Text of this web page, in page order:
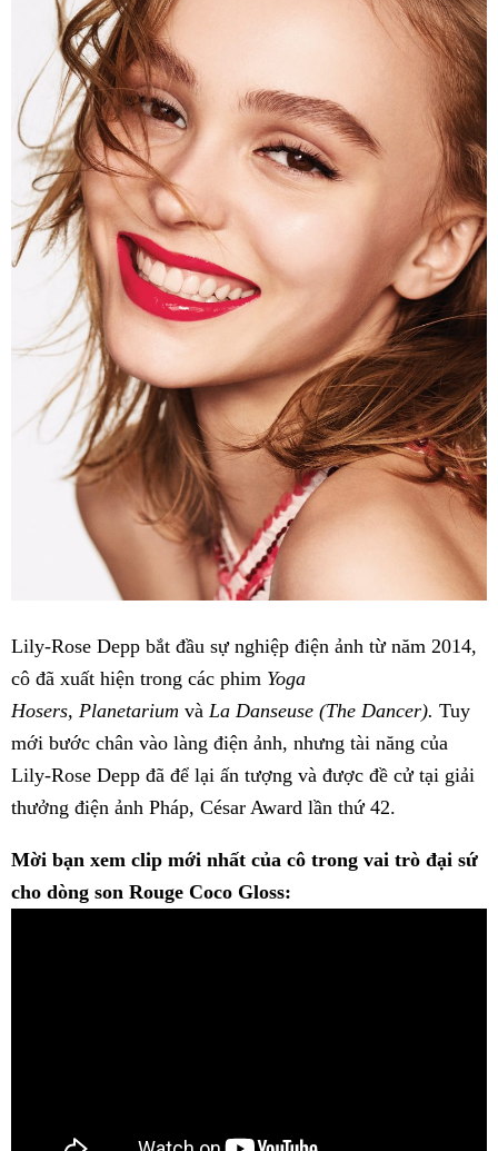
Lily-Rose Depp bắt đầu sự nghiệp điện ảnh từ năm 2014,
cô đã xuất hiện trong các phim Yoga
Hosers, Planetarium và La Danseuse (The Dancer). Tuy
mới bước chân vào làng điện ảnh, nhưng tài năng của
Lily-Rose Depp đã để lại ấn tượng và được đề cử tại giải
thưởng điện ảnh Pháp, César Award lần thứ 42.
Mời bạn xem clip mới nhất của cô trong vai trò đại sứ
cho dòng son Rouge Coco Gloss: